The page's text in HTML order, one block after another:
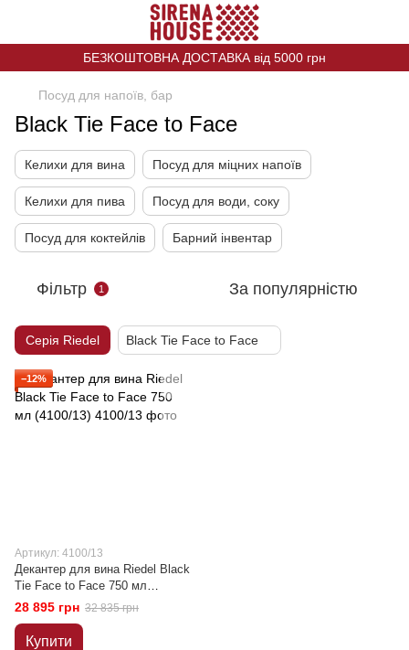
БЕЗКОШТОВНА ДОСТАВКА від 5000 грн
Посуд для напоїв, бар
Black Tie Face to Face
Келихи для вина Посуд для міцних напоїв
Келихи для пива Посуд для води, соку
Посуд для коктейлів Барний інвентар
Фільтр 1 За популярністю
Серія Riedel Black Tie Face to Face
−12%
Артикул: 4100/13
Декантер для вина Riedel Black
Tie Face to Face 750 мл
(4100/13)
28 895 грн 32 835 грн
Купити